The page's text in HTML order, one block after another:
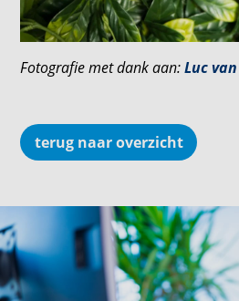
Fotografie met dank aan:Luc
terug naar overzicht